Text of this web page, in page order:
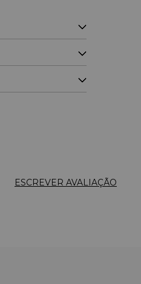
ESCREVER AVALIAÇÃO